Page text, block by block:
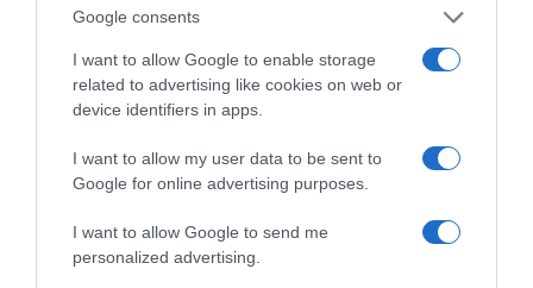
Google consents
I want to allow Google to enable storage
related to advertising like cookies on web or
device identifiers in apps.
I want to allow my user data to be sent to
Google for online advertising purposes.
I want to allow Google to send me
personalized advertising.